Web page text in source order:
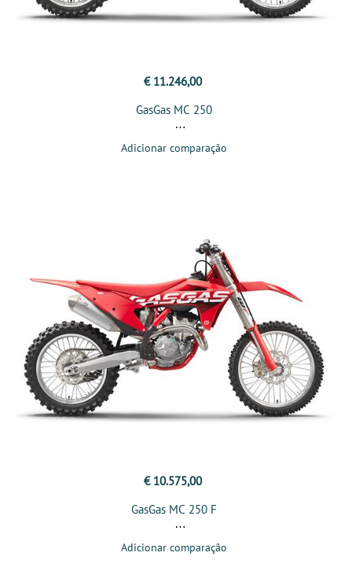
€ 11.246,00
GasGas MC 250
Adicionar comparação
€ 10.575,00
GasGas MC 250 F
Adicionar comparação